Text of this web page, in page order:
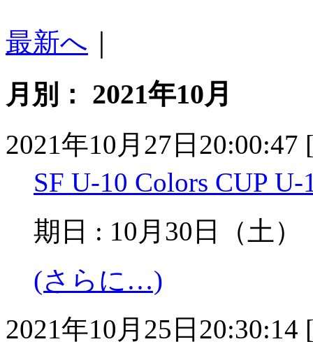
最新へ
月別： 2021年10月
2021年10月27日20:00:47
SF U-10 Colors CUP
期日 : 10月30日（土
(さらに…)
2021年10月25日20:30:14